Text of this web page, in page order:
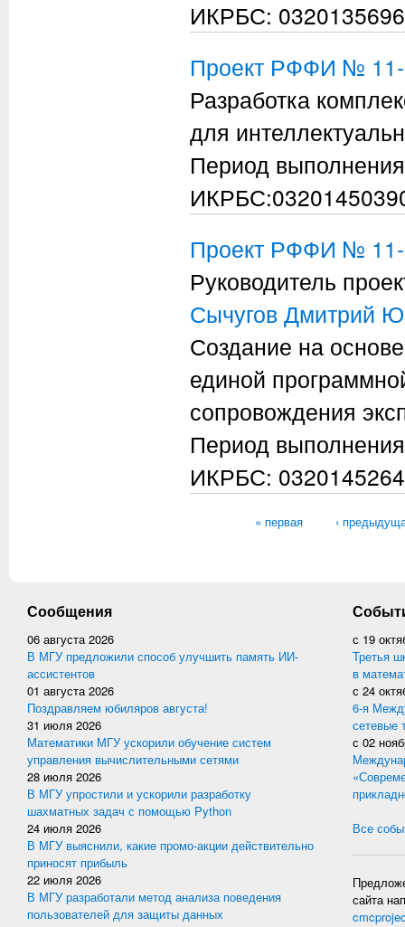
ИКРБС:
Проект РФФИ № 11-
Разработка
для
Период
Проект РФФИ № 11-
Руководитель
Сычугов Дмитрий
Создание на
единой
сопровождения
Период
ИКРБС:
Страницы« первая ‹
Сообщения
06 августа 2026
В МГУ предложили способ улучшить память ИИ-
ассистентов
01 августа 2026
Поздравляем юбиляров августа!
31 июля 2026
Математики МГУ ускорили обучение систем
управления вычислительными сетями
28 июля 2026
В МГУ упростили и ускорили разработку
шахматных задач с помощью Python
24 июля 2026
В МГУ выяснили, какие промо-акции действительно
приносят прибыль
22 июля 2026
В МГУ разработали метод анализа поведения
пользователей для защиты данных
с 19
Третья
в
с 24
6-я
сетевые
с 02
Все
сайта